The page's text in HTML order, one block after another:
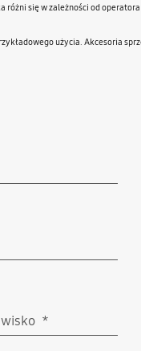
różni się w zależności od
użycia. Akcesoria
*